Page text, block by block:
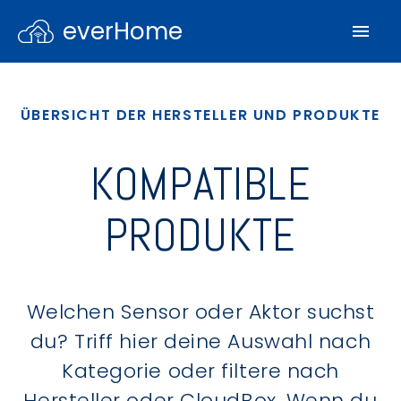
everHome
ÜBERSICHT DER HERSTELLER UND PRODUKTE
KOMPATIBLE
PRODUKTE
Welchen Sensor oder Aktor suchst
du? Triff hier deine Auswahl nach
Kategorie oder filtere nach